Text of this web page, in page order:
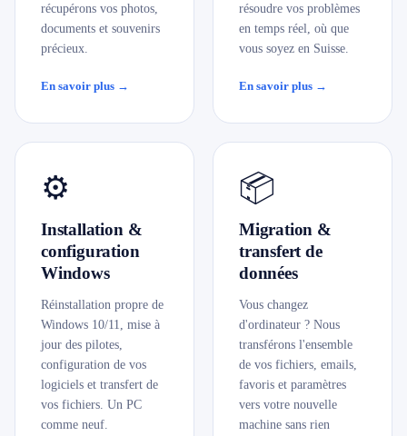
récupérons vos photos,
documents et souvenirs
précieux.
En savoir plus →
résoudre vos problèmes
en temps réel, où que
vous soyez en Suisse.
En savoir plus →
⚙️
Installation &
configuration
Windows
Réinstallation propre de
Windows 10/11, mise à
jour des pilotes,
configuration de vos
logiciels et transfert de
vos fichiers. Un PC
comme neuf.
📦
Migration &
transfert de
données
Vous changez
d'ordinateur ? Nous
transférons l'ensemble
de vos fichiers, emails,
favoris et paramètres
vers votre nouvelle
machine sans rien